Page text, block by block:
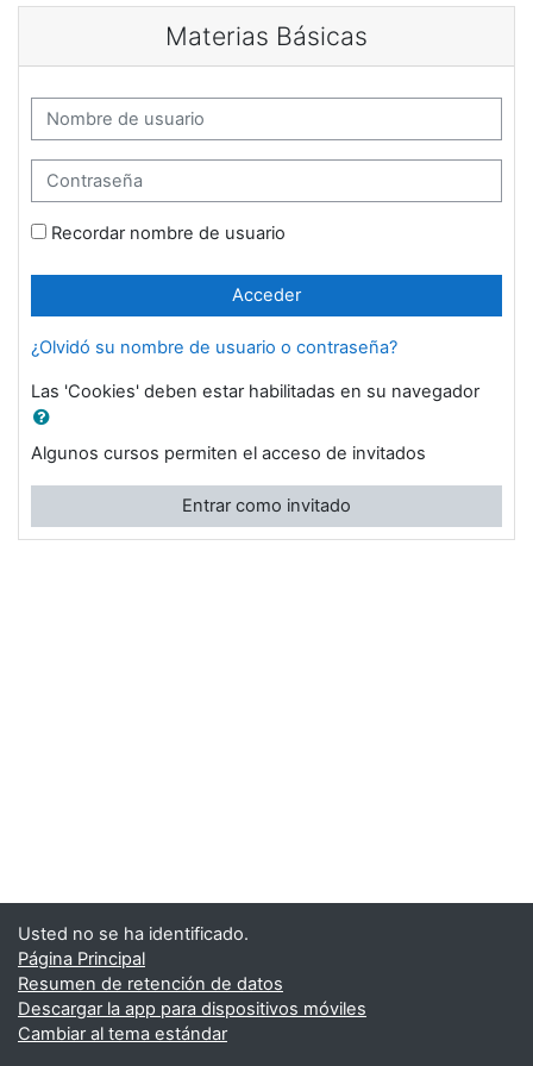
Saltar a contenido principal
Materias Básicas
Nombre de usuario
Contraseña
Recordar nombre de usuario
Acceder
¿Olvidó su nombre de usuario o contraseña?
Las 'Cookies' deben estar habilitadas en su navegador
Algunos cursos permiten el acceso de invitados
Entrar como invitado
Usted no se ha identificado.
Página Principal
Resumen de retención de datos
Descargar la app para dispositivos móviles
Cambiar al tema estándar